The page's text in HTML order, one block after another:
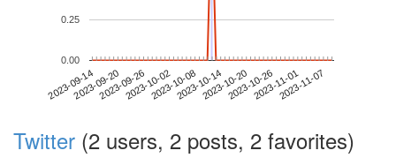
2023-09-142023-09-202023-09-262023-10-022023-10-082023-10-142023-10-202023-10-262023-11-012023-11-07
0.00
0.25
Twitter (2 users, 2 posts, 2 favorites)